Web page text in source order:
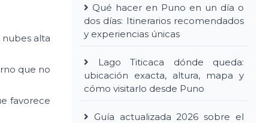
alta
que no
favorece
Qué hacer en Puno en un día o
dos días: Itinerarios recomendados
y experiencias únicas
Lago Titicaca dónde queda:
ubicación exacta, altura, mapa y
cómo visitarlo desde Puno
Guía actualizada 2026 sobre el